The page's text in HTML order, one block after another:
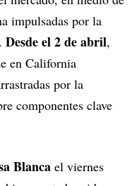
impulsadas por la
. Desde el 2 de abril,
en California
por la
componentes clave
Blanca el viernes